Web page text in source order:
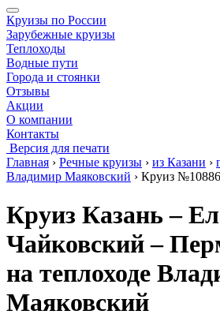
Круизы по России
Зарубежные круизы
Теплоходы
Водные пути
Города и стоянки
Отзывы
Акции
О компании
Контакты
Версия для печати
Главная › Речные круизы › из Казани ›
Владимир Маяковский › Круиз
Круиз Казань –
Чайковский –
на теплоходе
Маяковский